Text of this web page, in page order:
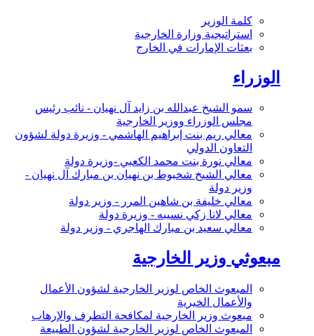
كلمة الوزير
استراتيجية وزارة الخارجية
بعثات الإمارات في الخارج
الوزراء
سمو الشيخ عبدالله بن زايد آل نهيان - نائب رئيس
مجلس الوزراء ووزير الخارجية
معالي ريم بنت إبراهيم الهاشمي - وزيرة دولة لشؤون
التعاون الدولي
معالي نورة بنت محمد الكعبي -وزيرة دولة
معالي الشيخ شخبوط بن نهيان بن مبارك آل نهيان -
وزير دولة
معالي خليفة بن شاهين المرر - وزير دولة
معالي لانا زكي نسيبه - وزيرة دولة
معالي سعيد بن مبارك الهاجري - وزير دولة
مبعوثي وزير الخارجية
المبعوث الخاص لوزير الخارجية لشؤون الأعمال
والأعمال الخيرية
مبعوث وزير الخارجية لمكافحة التطرف والإرهاب
المبعوث الخاص لوزير الخارجية لشؤون الطبيعة